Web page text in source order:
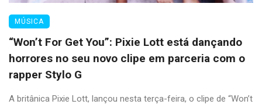
MÚSICA
“Won’t For Get You”: Pixie Lott está dançando
horrores no seu novo clipe em parceria com o
rapper Stylo G
A britânica Pixie Lott, lançou nesta terça-feira, o clipe de “Won’t